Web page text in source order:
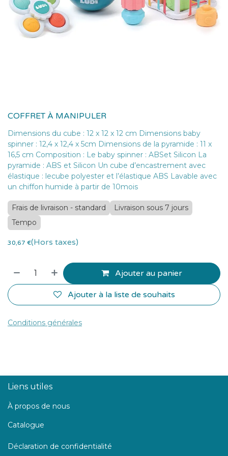
COFFRET À MANIPULER
Dimensions du cube : 12 x 12 x 12 cm Dimensions baby
spinner : 12,4 x 12,4 x 5cm Dimensions de la pyramide : 11 x
16,5 cm Composition : Le baby spinner : ABSet Silicon La
pyramide : ABS et Silicon Un cube d’encastrement avec
élastique : lecube polyester et l’élastique ABS Lavable avec
un chiffon humide à partir de 10mois
Frais de livraison - standard
Livraison sous 7 jours
Tempo
30,67 €(Hors taxes)
Ajouter au panier
Ajouter à la liste de souhaits
Conditions générales
Liens utiles
À propos de nous
Catalogue
Déclaration de confidentialité